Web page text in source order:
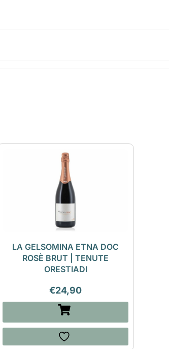
LA GELSOMINA ETNA DOC
ROSÈ BRUT | TENUTE
ORESTIADI
€24,90